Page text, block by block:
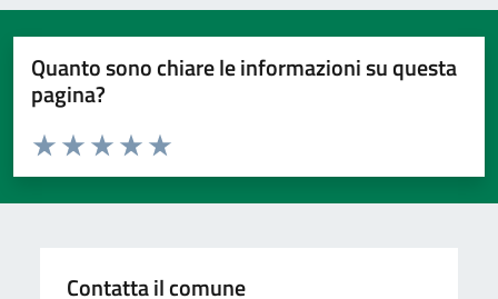
Quanto sono chiare le informazioni su questa
pagina?
Domanda
Valuta da 1 a 5 stelle la pagina
Valuta 5 stelle su 5
Valuta 4 stelle su 5
Valuta 3 stelle su 5
Valuta 2 stelle su 5
Valuta 1 stelle su 5
Contatta il comune